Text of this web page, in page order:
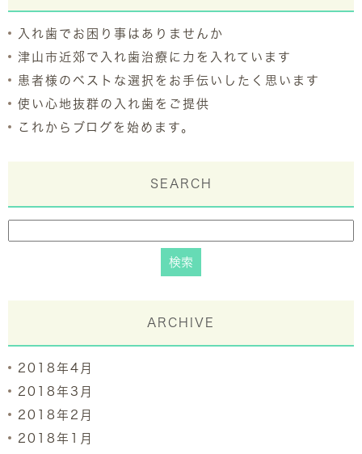
入れ歯でお困り事はありませんか
津山市近郊で入れ歯治療に力を入れています
患者様のベストな選択をお手伝いしたく思います
使い心地抜群の入れ歯をご提供
これからブログを始めます。
SEARCH
ARCHIVE
2018年4月
2018年3月
2018年2月
2018年1月